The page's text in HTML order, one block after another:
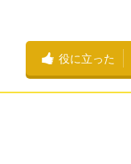
役に立った